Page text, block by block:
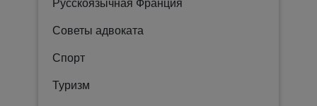
Русскоязычная Франция
Советы адвоката
Спорт
Туризм